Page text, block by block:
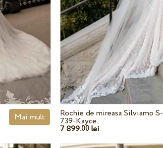
Mai mult Rochie de mireasa Silviamo S-
739-Kayce
7 899.00 lei